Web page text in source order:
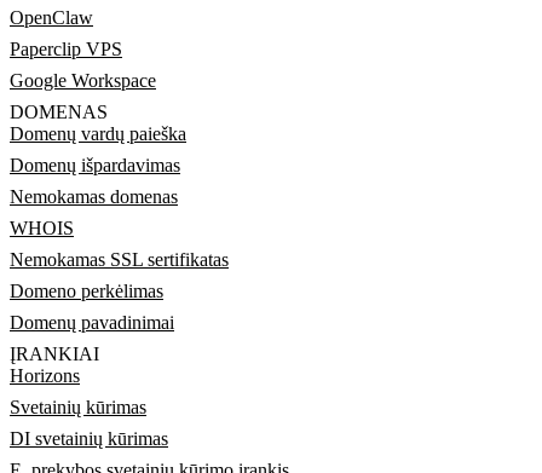
OpenClaw
Paperclip VPS
Google Workspace
DOMENAS
Domenų vardų paieška
Domenų išpardavimas
Nemokamas domenas
WHOIS
Nemokamas SSL sertifikatas
Domeno perkėlimas
Domenų pavadinimai
ĮRANKIAI
Horizons
Svetainių kūrimas
DI svetainių kūrimas